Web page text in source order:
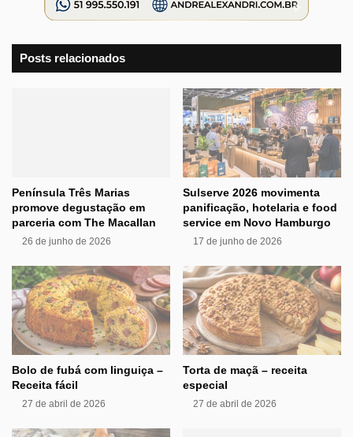
Posts relacionados
Península Três Marias
promove degustação em
parceria com The Macallan
26 de junho de 2026
Sulserve 2026 movimenta
panificação, hotelaria e food
service em Novo Hamburgo
17 de junho de 2026
Bolo de fubá com linguiça –
Receita fácil
27 de abril de 2026
Torta de maçã – receita
especial
27 de abril de 2026